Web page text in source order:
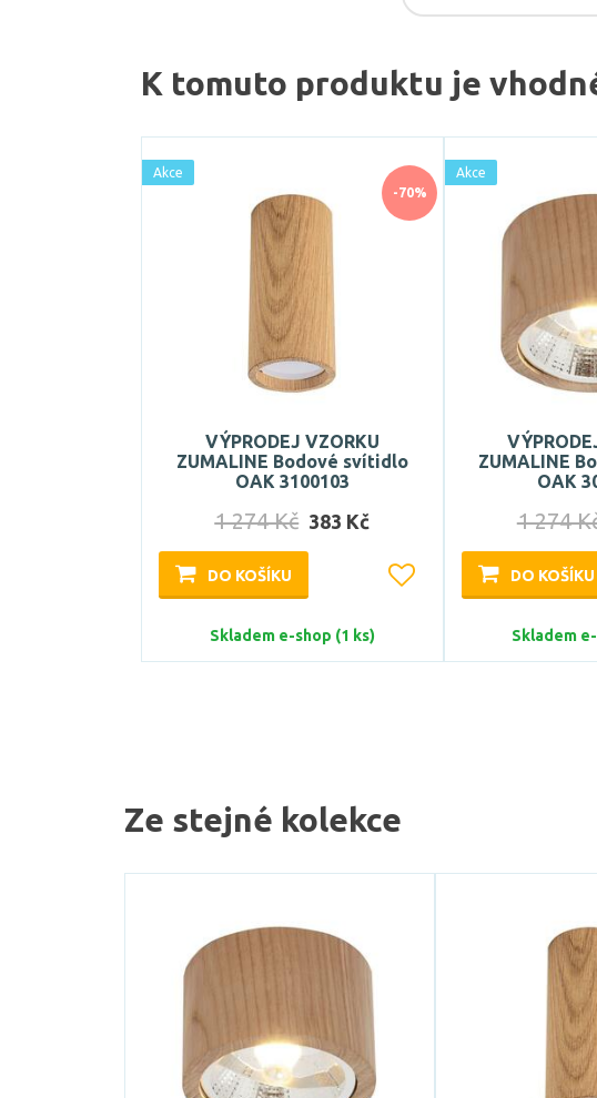
K tomuto produktu je
-70%
Akce
VÝPRODEJ VZORKU
ZUMALINE Bodové svítidlo
OAK 3100103
1 274 Kč 383 Kč
DO KOŠÍKU
Skladem e-shop (1 ks)
Akce
ZUMALINE
OAK
1 274
DO KOŠÍKU
Skladem
Ze stejné kolekce